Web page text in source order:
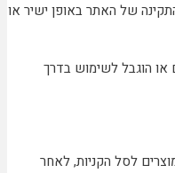
של האתר באופן ישיר או
הוגבל לשימוש בדרך
לסל הקניות, לאחר